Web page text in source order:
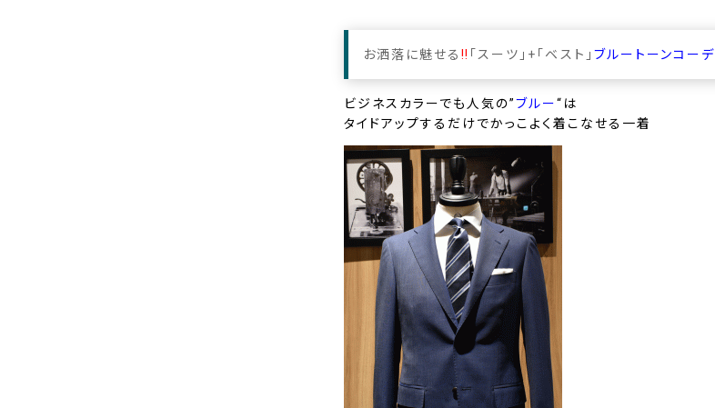
お洒落に魅せる ‼ 「 スーツ 」+「 ベスト 」 ブルートーンコーデ
ビジネスカラーでも人気の”ブルー“は
タイドアップするだけでかっこよく着こなせる一着